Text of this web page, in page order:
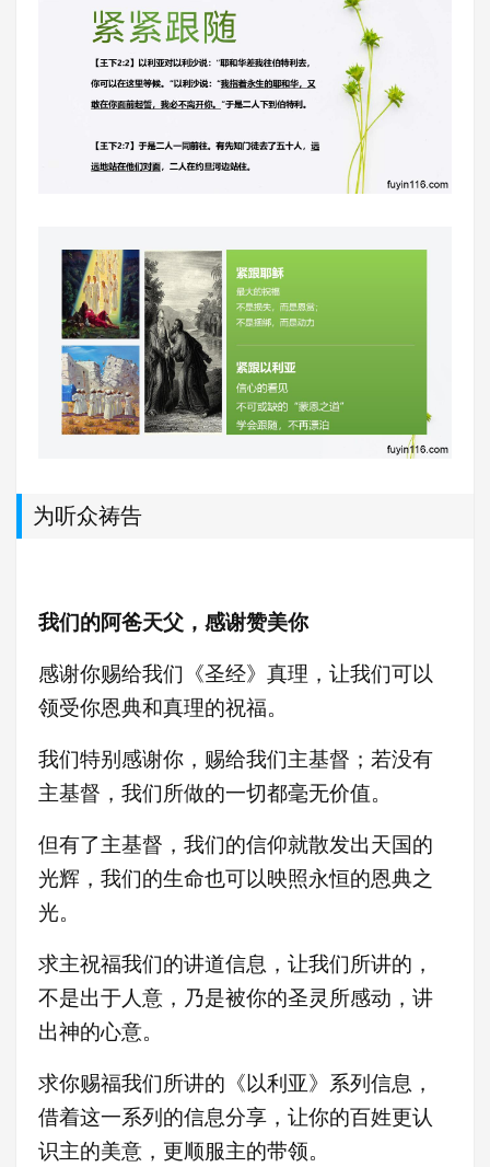
为听众祷告
我们的阿爸天父，感谢赞美你
感谢你赐给我们《圣经》真理，让我们可以
领受你恩典和真理的祝福。
我们特别感谢你，赐给我们主基督；若没有
主基督，我们所做的一切都毫无价值。
但有了主基督，我们的信仰就散发出天国的
光辉，我们的生命也可以映照永恒的恩典之
光。
求主祝福我们的讲道信息，让我们所讲的，
不是出于人意，乃是被你的圣灵所感动，讲
出神的心意。
求你赐福我们所讲的《以利亚》系列信息，
借着这一系列的信息分享，让你的百姓更认
识主的美意，更顺服主的带领。